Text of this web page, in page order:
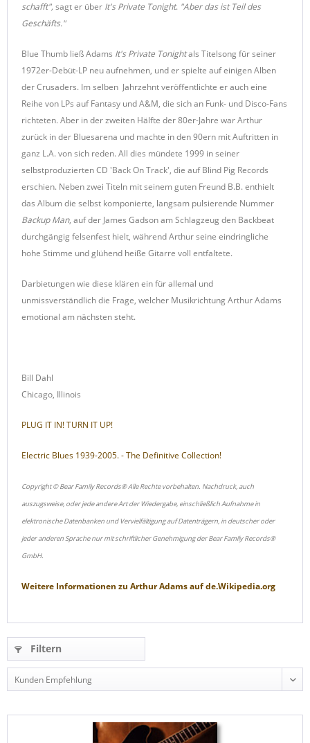
schafft", sagt er über It's Private Tonight. "Aber das ist Teil des
Geschäfts."
Blue Thumb ließ Adams It's Private Tonightals Titelsong für seiner
1972er-Debüt-LP neu aufnehmen, und er spielte auf einigen Alben
der Crusaders. Im selben Jahrzehnt veröffentlichte er auch eine
Reihe von LPs auf Fantasy und A&M, die sich an Funk- und Disco-Fans
richteten. Aber in der zweiten Hälfte der 80er-Jahre war Arthur
zurück in der Bluesarena und machte in den 90ern mit Auftritten in
ganz L.A. von sich reden. All dies mündete 1999 in seiner
selbstproduzierten CD 'Back On Track', die auf Blind Pig Records
erschien. Neben zwei Titeln mit seinem guten Freund B.B. enthielt
das Album die selbst komponierte, langsam pulsierende Nummer
Backup Man, auf der James Gadson am Schlagzeug den Backbeat
durchgängig felsenfest hielt, während Arthur seine eindringliche
hohe Stimme und glühend heiße Gitarre voll entfaltete.
Darbietungen wie diese klären ein für allemal und
unmissverständlich die Frage, welcher Musikrichtung Arthur Adams
emotional am nächsten steht.
Bill Dahl
Chicago, Illinois
PLUG IT IN! TURN IT UP!
Electric Blues 1939-2005. - The Definitive Collection!
Copyright © Bear Family Records® Alle Rechte vorbehalten. Nachdruck, auch
auszugsweise, oder jede andere Art der Wiedergabe, einschließlich Aufnahme in
elektronische Datenbanken und Vervielfältigung auf Datenträgern, in deutscher oder
jeder anderen Sprache nur mit schriftlicher Genehmigung der Bear Family Records®
GmbH.
Weitere Informationen zu Arthur Adamsaufde.Wikipedia.org
Filtern